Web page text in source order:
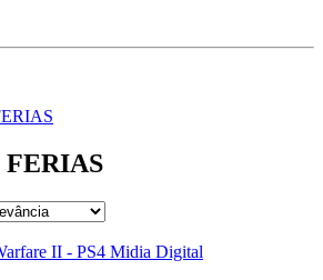
FERIAS
II - PS4 Midia Digital